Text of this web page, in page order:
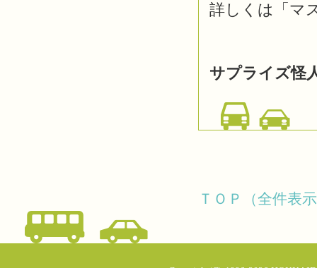
詳しくは「マ
サプライズ怪
ＴＯＰ（全件表